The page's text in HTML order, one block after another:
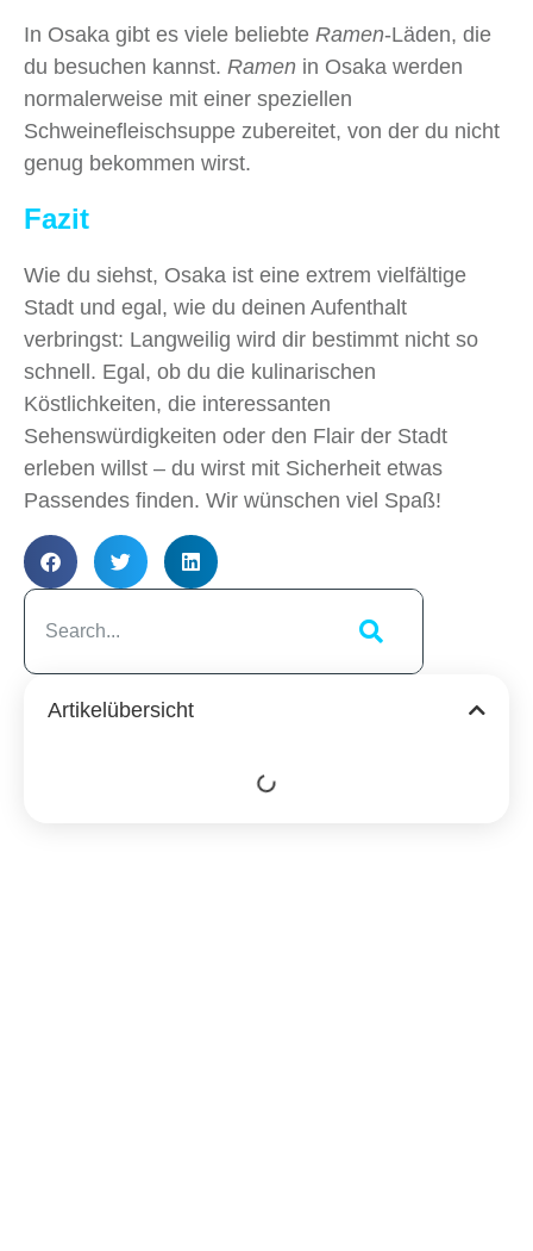
In Osaka gibt es viele beliebte Ramen-Läden, die
du besuchen kannst. Ramen in Osaka werden
normalerweise mit einer speziellen
Schweinefleischsuppe zubereitet, von der du nicht
genug bekommen wirst.
Fazit
Wie du siehst, Osaka ist eine extrem vielfältige
Stadt und egal, wie du deinen Aufenthalt
verbringst: Langweilig wird dir bestimmt nicht so
schnell. Egal, ob du die kulinarischen
Köstlichkeiten, die interessanten
Sehenswürdigkeiten oder den Flair der Stadt
erleben willst – du wirst mit Sicherheit etwas
Passendes finden. Wir wünschen viel Spaß!
Artikelübersicht